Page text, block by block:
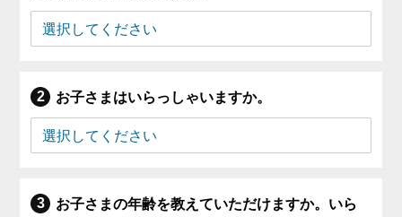
お子さまはいらっしゃいますか。
お子さまの年齢を教えていただけますか。いら